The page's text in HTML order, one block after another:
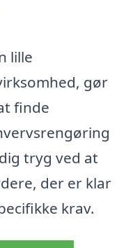
lille
gør
finde
tryg ved at
der er klar
krav.